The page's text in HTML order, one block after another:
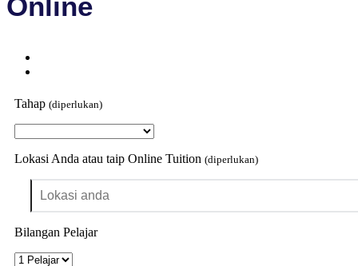
Tahap (diperlukan)
Lokasi Anda atau taip Online Tuition (diperlukan)
Bilangan Pelajar